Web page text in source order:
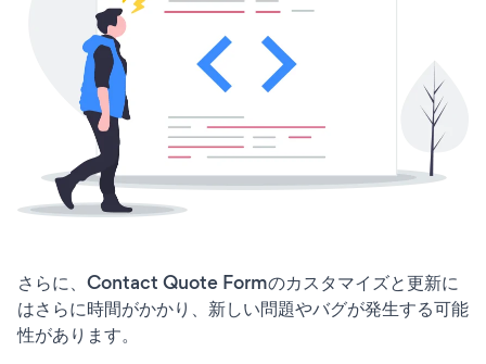
さらに、Contact Quote Formのカスタマイズと更新に
はさらに時間がかかり、新しい問題やバグが発生する可能
性があります。